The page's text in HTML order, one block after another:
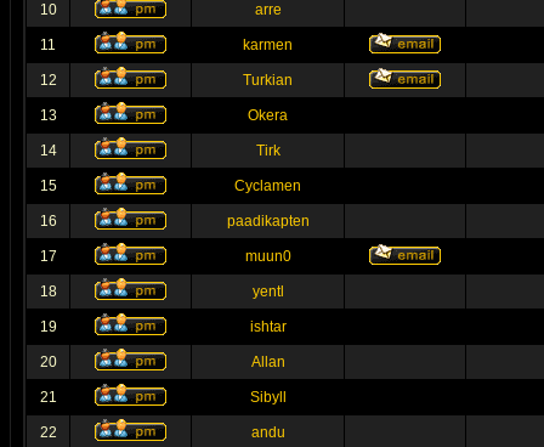
10 arre
11 karmen
12 Turkian
13 Okera
14 Tirk
15 Cyclamen
16 paadikapten
17 muun0
18 yentl
19 ishtar
20 Allan
21 Sibyll
22 andu